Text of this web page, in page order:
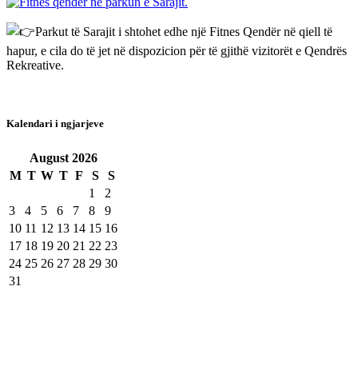
Parkut të Sarajit i shtohet edhe një Fitnes Qendër në qiell të
hapur, e cila do të jet në dispozicion për të gjithë vizitorët e Qendrës
Rekreative.
Kalendari i ngjarjeve
August 2026
M T W T F S
S
1
2
3
4 5 6 7 8
9
10 11 12 13 14 15 16
17 18 19 20 21 22 23
24 25 26 27 28 29 30
31